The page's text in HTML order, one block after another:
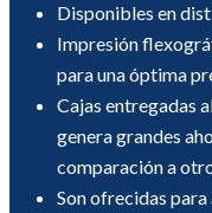
Disponibles en
Impresión
para una óptima
Cajas entregadas
genera grandes
comparación a
Son ofrecidas